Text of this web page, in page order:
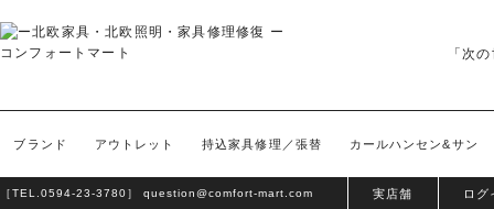
「次
ブランド アウトレット 持込家具修理／張替 カールハンセン&サン
［TEL. 0594-23-3780］ question@comfort-mart.com 実店舗 ログ